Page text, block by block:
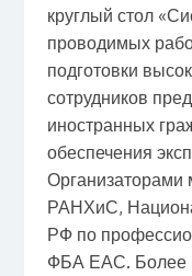
круглый стол
проводимых
подготовки
сотрудников
иностранных
обеспечения
Организаторами
РАНХиС,
РФ по
ФБА ЕАС. Более